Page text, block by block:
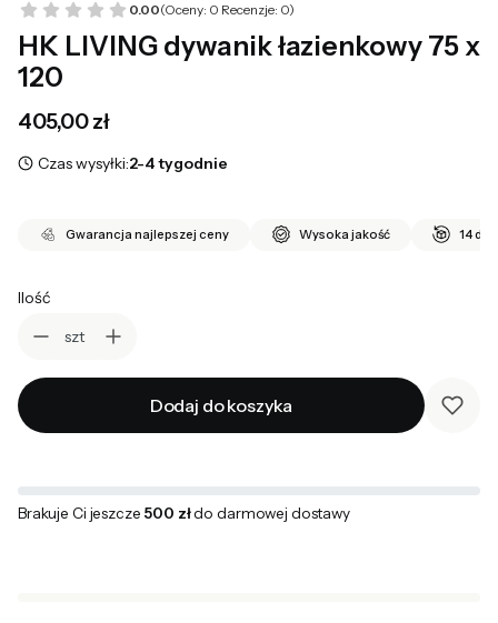
0.00(Oceny: 0 Recenzje: 0)
HK LIVING dywanik łazienkowy 75 x
120
Cena
405,00 zł
Czas wysyłki:2-4 tygodnie
Gwarancja najlepszej ceny Wysoka jakość 14 dni
Ilość
szt
Dodaj do koszyka
Brakuje Ci jeszcze 500 złdo darmowej dostawy